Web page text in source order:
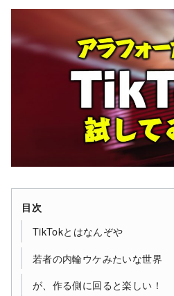
目次
TikTokとはなんぞや
若者の内輪ウケみたいな世界
が、作る側に回ると楽しい！